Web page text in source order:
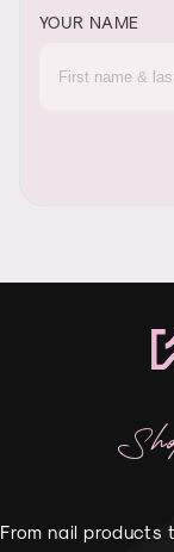
YOUR NAME
From nail products